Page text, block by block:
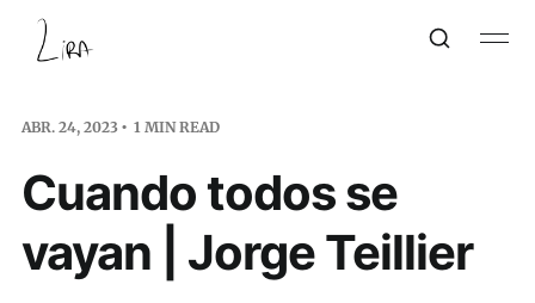
ABR. 24, 2023 1 MIN READ
Cuando todos se
vayan | Jorge Teillier